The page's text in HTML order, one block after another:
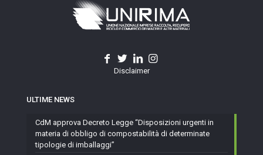
Disclaimer
ULTIME NEWS
CdM approva Decreto Legge “Disposizioni urgenti in
materia di obbligo di compostabilità di determinate
tipologie di imballaggi”